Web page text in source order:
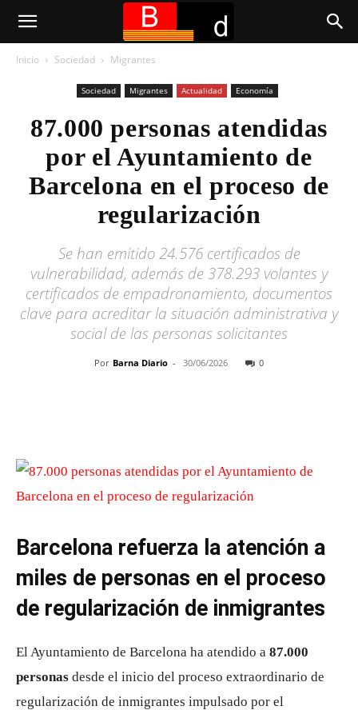
Inicio Sociedad Migrantes
Sociedad Migrantes Actualidad Economía
87.000 personas atendidas
por el Ayuntamiento de
Barcelona en el proceso de
regularización
Se han emitido 24.576 certificados de
vulnerabilidad, además de 378.293 volantes y
certificados de empadronamiento, documentos
clave para acreditar la situación administrativa y
social de las personas solicitantes
Por Barna Diario - 30/06/2026 0
Barcelona refuerza la atención a
miles de personas en el proceso
de regularización de inmigrantes
El Ayuntamiento de Barcelona ha atendido a 87.000
personas desde el inicio del proceso extraordinario de
regularización de inmigrantes impulsado por el